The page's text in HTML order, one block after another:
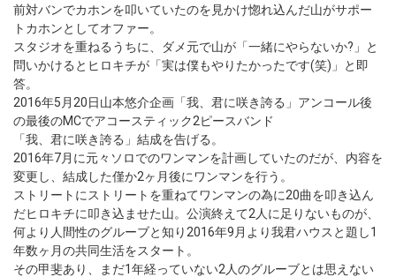
前対バンでカホンを叩いていたのを見かけ惚れ込んだ山がサポー
トカホンとしてオファー。
スタジオを重ねるうちに、ダメ元で山が「一緒にやらないか?」と
問いかけるとヒロキチが「実は僕もやりたかったです(笑)」と即
答。
2016年5月20日山本悠介企画「我、君に咲き誇る」アンコール後
の最後のMCでアコースティック2ピースバンド
「我、君に咲き誇る」結成を告げる。
2016年7月に元々ソロでのワンマンを計画していたのだが、内容を
変更し、結成した僅か2ヶ月後にワンマンを行う。
ストリートにストリートを重ねてワンマンの為に20曲を叩き込ん
だヒロキチに叩き込ませた山。公演終えて2人に足りないものが、
何より人間性のグルーブと知り2016年9月より我君ハウスと題し1
年数ヶ月の共同生活をスタート。
その甲斐あり、まだ1年経っていない2人のグルーブとは思えない